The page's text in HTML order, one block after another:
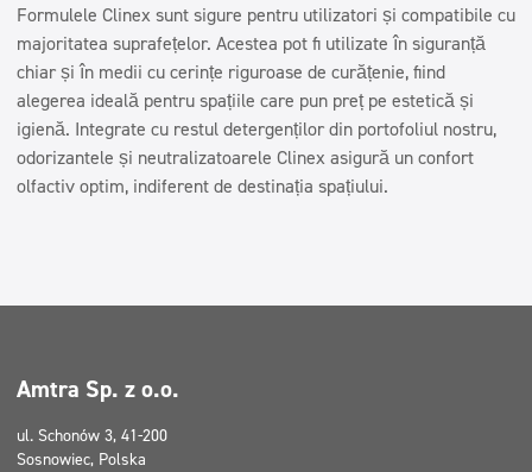
Formulele Clinex sunt sigure pentru utilizatori și compatibile cu
majoritatea suprafețelor. Acestea pot fi utilizate în siguranță
chiar și în medii cu cerințe riguroase de curățenie, fiind
alegerea ideală pentru spațiile care pun preț pe estetică și
igienă. Integrate cu restul detergenților din portofoliul nostru,
odorizantele și neutralizatoarele Clinex asigură un confort
olfactiv optim, indiferent de destinația spațiului.
Amtra Sp. z o.o.
ul. Schonów 3, 41-200
Sosnowiec, Polska